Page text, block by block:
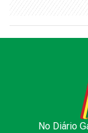
No Diário